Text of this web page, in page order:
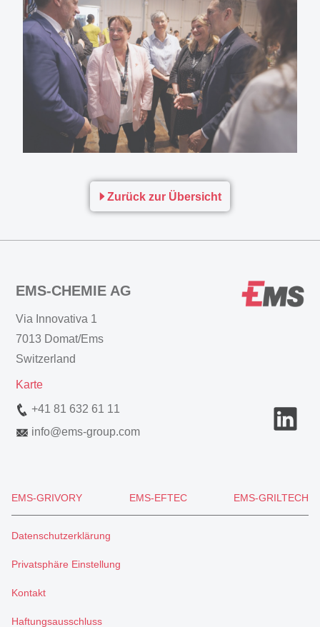
Zurück zur Übersicht
EMS-CHEMIE AG
Via Innovativa 1
7013 Domat/Ems
Switzerland
Karte
+41 81 632 61 11
info@ems-group.com
EMS-GRIVORY EMS-EFTEC EMS-GRILTECH
Datenschutzerklärung
Privatsphäre Einstellung
Kontakt
Haftungsausschluss